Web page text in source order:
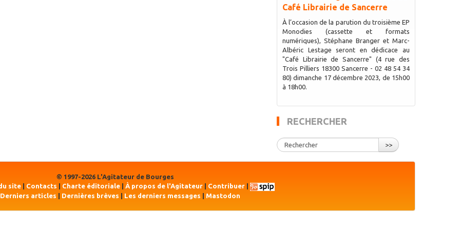
Café Librairie de Sancerre
À l’occasion de la parution du troisième EP
Monodies (cassette et formats
numériques), Stéphane Branger et Marc-
Albéric Lestage seront en dédicace au
"Café Librairie de Sancerre" (4 rue des
Trois Pilliers 18300 Sancerre - 02 48 54 34
80) dimanche 17 décembre 2023, de 15h00
à 18h00.
RECHERCHER
>>
© 1997-2026 L'Agitateur de Bourges
site Contacts Charte éditoriale À propos de l'Agitateur Contribuer
Derniers articles | Dernières brèves | Les derniers messages | Mastodon